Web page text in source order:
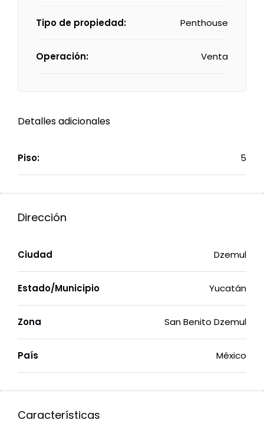
Tipo de propiedad: Penthouse
Operación: Venta
Detalles adicionales
Piso: 5
Dirección
Ciudad Dzemul
Estado/Municipio Yucatán
Zona San Benito Dzemul
País México
Características